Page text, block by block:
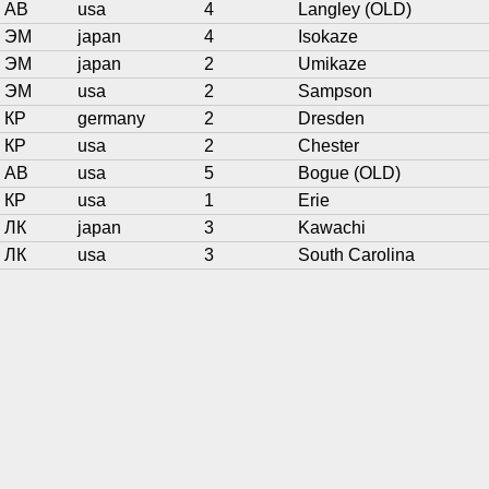
АВ usa 4
Langley (OLD)
ЭМ
japan 4
Isokaze
ЭМ
japan 2
Umikaze
ЭМ
usa 2
Sampson
КР
germany 2
Dresden
КР
usa 2
Chester
АВ
usa 5
Bogue (OLD)
КР
usa 1
Erie
ЛК
japan 3
Kawachi
ЛК
usa 3 South Carolina